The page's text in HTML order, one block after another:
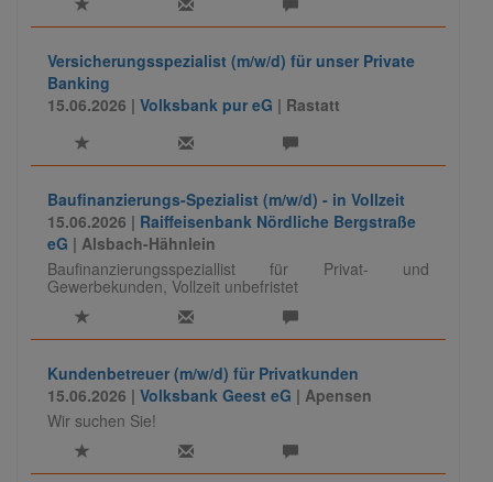
Versicherungsspezialist (m/w/d) für unser Private
Banking
15.06.2026 | Volksbank pur eG | Rastatt
Baufinanzierungs-Spezialist (m/w/d) - in Vollzeit
15.06.2026 | Raiffeisenbank Nördliche Bergstraße
eG | Alsbach-Hähnlein
Baufinanzierungsspeziallist für Privat- und
Gewerbekunden, Vollzeit unbefristet
Kundenbetreuer (m/w/d) für Privatkunden
15.06.2026 | Volksbank Geest eG | Apensen
Wir suchen Sie!